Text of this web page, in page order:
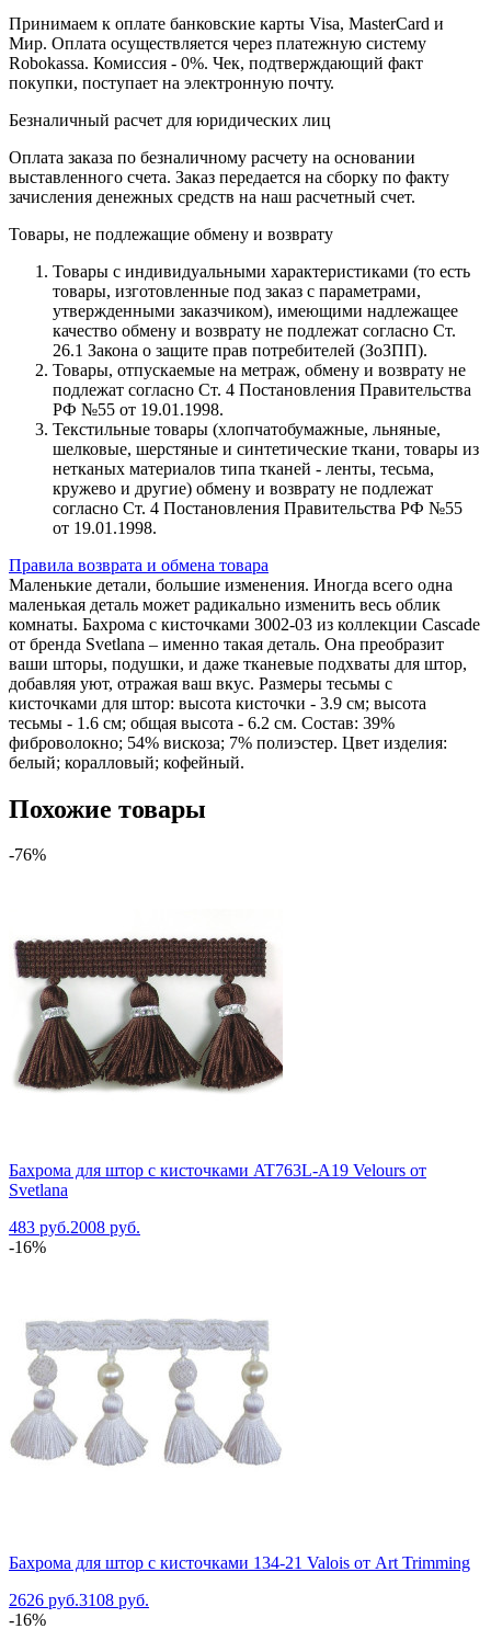
Принимаем к оплате банковские карты Visa, MasterCard и
Мир. Оплата осуществляется через платежную систему
Robokassa. Комиссия - 0%. Чек, подтверждающий факт
покупки, поступает на электронную почту.
Безналичный расчет для юридических лиц
Оплата заказа по безналичному расчету на основании
выставленного счета. Заказ передается на сборку по факту
зачисления денежных средств на наш расчетный счет.
Товары, не подлежащие обмену и возврату
Товары с индивидуальными характеристиками (то есть
товары, изготовленные под заказ с параметрами,
утвержденными заказчиком), имеющими надлежащее
качество обмену и возврату не подлежат согласно Ст.
26.1 Закона о защите прав потребителей (ЗоЗПП).
Товары, отпускаемые на метраж, обмену и возврату не
подлежат согласно Ст. 4 Постановления Правительства
РФ №55 от 19.01.1998.
Текстильные товары (хлопчатобумажные, льняные,
шелковые, шерстяные и синтетические ткани, товары из
нетканых материалов типа тканей - ленты, тесьма,
кружево и другие) обмену и возврату не подлежат
согласно Ст. 4 Постановления Правительства РФ №55
от 19.01.1998.
Правила возврата и обмена товара
Маленькие детали, большие изменения. Иногда всего одна
маленькая деталь может радикально изменить весь облик
комнаты. Бахрома с кисточками 3002-03 из коллекции Cascade
от бренда Svetlana – именно такая деталь. Она преобразит
ваши шторы, подушки, и даже тканевые подхваты для штор,
добавляя уют, отражая ваш вкус. Размеры тесьмы с
кисточками для штор: высота кисточки - 3.9 см; высота
тесьмы - 1.6 см; общая высота - 6.2 см. Состав: 39%
фиброволокно; 54% вискоза; 7% полиэстер. Цвет изделия:
белый; коралловый; кофейный.
Похожие товары
-76%
Бахрома для штор с кисточками AT763L-A19 Velours от
Svetlana
483 руб.2008 руб.
-16%
Бахрома для штор с кисточками 134-21 Valois от Art Trimming
2626 руб.3108 руб.
-16%